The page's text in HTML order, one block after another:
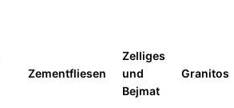
Zementfliesen
Zelliges
und
Bejmat
Granitos